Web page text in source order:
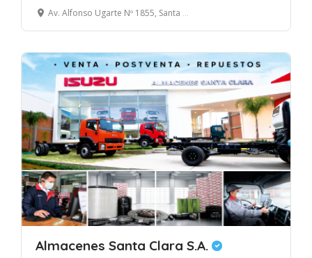
Av. Alfonso Ugarte Nº 1855, Santa Clara, Ate Vitarte, Lima
Almacenes Santa Clara S.A.